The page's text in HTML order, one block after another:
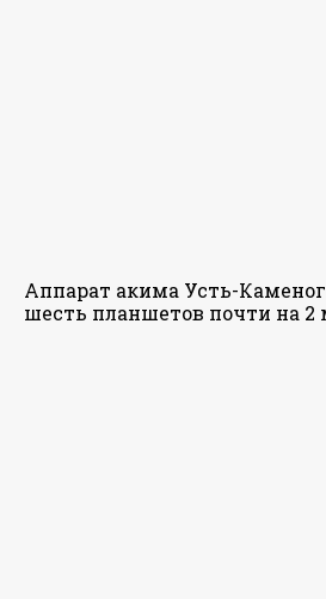
Аппарат акима Усть-
шесть планшетов почти на 2